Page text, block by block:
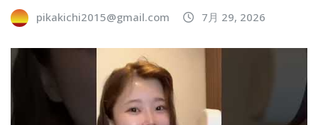
pikakichi2015@gmail.com 7月 29, 2026